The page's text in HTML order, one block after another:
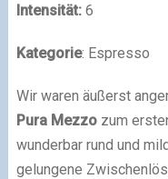
Intensität:6
Kategorie: Espresso
Wir waren äußerst
Pura Mezzozum
wunderbar rund und
gelungene